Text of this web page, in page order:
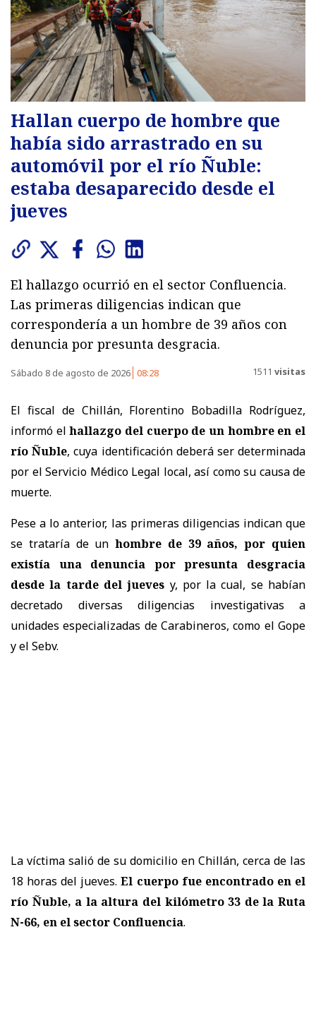
Hallan cuerpo de hombre que
había sido arrastrado en su
automóvil por el río Ñuble:
estaba desaparecido desde el
jueves
El hallazgo ocurrió en el sector Confluencia.
Las primeras diligencias indican que
correspondería a un hombre de 39 años con
denuncia por presunta desgracia.
Sábado 8 de agosto de 2026 08:28 1511 visitas
El fiscal de Chillán, Florentino Bobadilla Rodríguez,
informó elhallazgo del cuerpo de un hombre en el
río Ñuble, cuya identificación deberá ser determinada
por el Servicio Médico Legal local, así como su causa de
muerte.
Pese a lo anterior, las primeras diligencias indican que
se trataría de unhombre de 39 años, por quien
existía una denuncia por presunta desgracia
desde la tarde del jueves y, por la cual, se habían
decretado diversas diligencias investigativas a
unidades especializadas de Carabineros, como el Gope
y el Sebv.
La víctima salió de su domicilio en Chillán, cerca de las
18 horas del jueves.El cuerpo fue encontrado en el
río Ñuble, a la altura del kilómetro 33 de la Ruta
N-66, en elsector Confluencia.